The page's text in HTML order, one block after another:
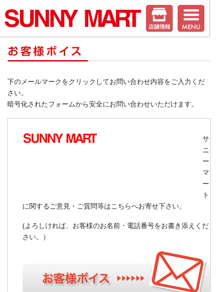
下のメールマークをクリックしてお問い合わせ内容をご入力くだ
さい。
暗号化されたフォームから安全にお問い合わせいただけます。
サ
ニ
ー
マ
ー
ト
に関するご意見・ご質問等はこちらへお寄せ下さい。
(よろしければ、お客様のお名前・電話番号をお書き添えくだ
さい。）